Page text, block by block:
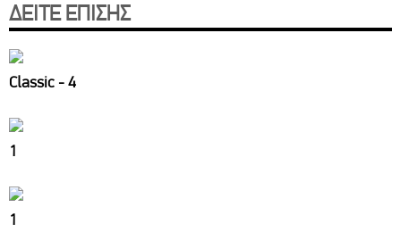
ΔΕΙΤΕ ΕΠΙΣΗΣ
Classic - 4
1
1